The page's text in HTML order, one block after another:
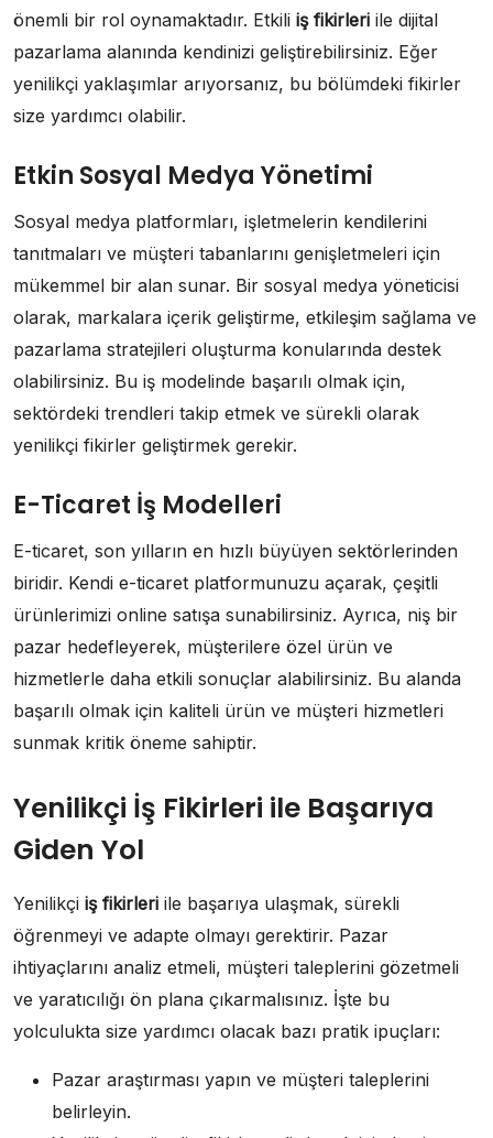
önemli bir rol oynamaktadır. Etkili iş fikirleri ile dijital
pazarlama alanında kendinizi geliştirebilirsiniz. Eğer
yenilikçi yaklaşımlar arıyorsanız, bu bölümdeki fikirler
size yardımcı olabilir.
Etkin Sosyal Medya Yönetimi
Sosyal medya platformları, işletmelerin kendilerini
tanıtmaları ve müşteri tabanlarını genişletmeleri için
mükemmel bir alan sunar. Bir sosyal medya yöneticisi
olarak, markalara içerik geliştirme, etkileşim sağlama ve
pazarlama stratejileri oluşturma konularında destek
olabilirsiniz. Bu iş modelinde başarılı olmak için,
sektördeki trendleri takip etmek ve sürekli olarak
yenilikçi fikirler geliştirmek gerekir.
E-Ticaret İş Modelleri
E-ticaret, son yılların en hızlı büyüyen sektörlerinden
biridir. Kendi e-ticaret platformunuzu açarak, çeşitli
ürünlerimizi online satışa sunabilirsiniz. Ayrıca, niş bir
pazar hedefleyerek, müşterilere özel ürün ve
hizmetlerle daha etkili sonuçlar alabilirsiniz. Bu alanda
başarılı olmak için kaliteli ürün ve müşteri hizmetleri
sunmak kritik öneme sahiptir.
Yenilikçi İş Fikirleri ile Başarıya
Giden Yol
Yenilikçi iş fikirleri ile başarıya ulaşmak, sürekli
öğrenmeyi ve adapte olmayı gerektirir. Pazar
ihtiyaçlarını analiz etmeli, müşteri taleplerini gözetmeli
ve yaratıcılığı ön plana çıkarmalısınız. İşte bu
yolculukta size yardımcı olacak bazı pratik ipuçları:
Pazar araştırması yapın ve müşteri taleplerini
belirleyin.